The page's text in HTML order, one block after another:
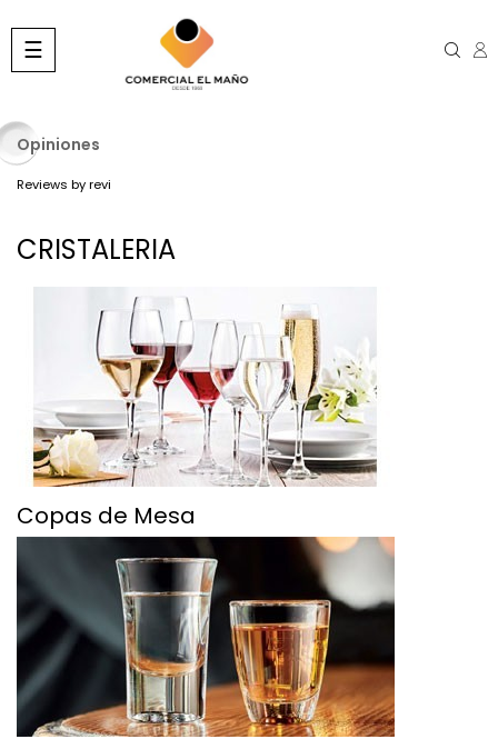
Navegación
de
☰
Opiniones
Reviews byrevi
CRISTALERIA
Copas de Mesa